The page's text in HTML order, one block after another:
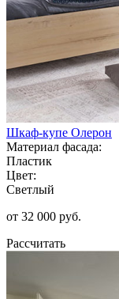
Шкаф-купе Олерон
Материал фасада:
Пластик
Цвет:
Светлый
от 32 000 руб.
Рассчитать